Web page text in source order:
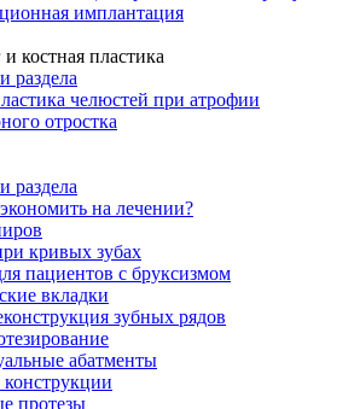
имплантация
костная пластика
раздела
челюстей при атрофии
отростка
раздела
на лечении?
кривых зубах
пациентов с бруксизмом
вкладки
зубных рядов
абатменты
протезы